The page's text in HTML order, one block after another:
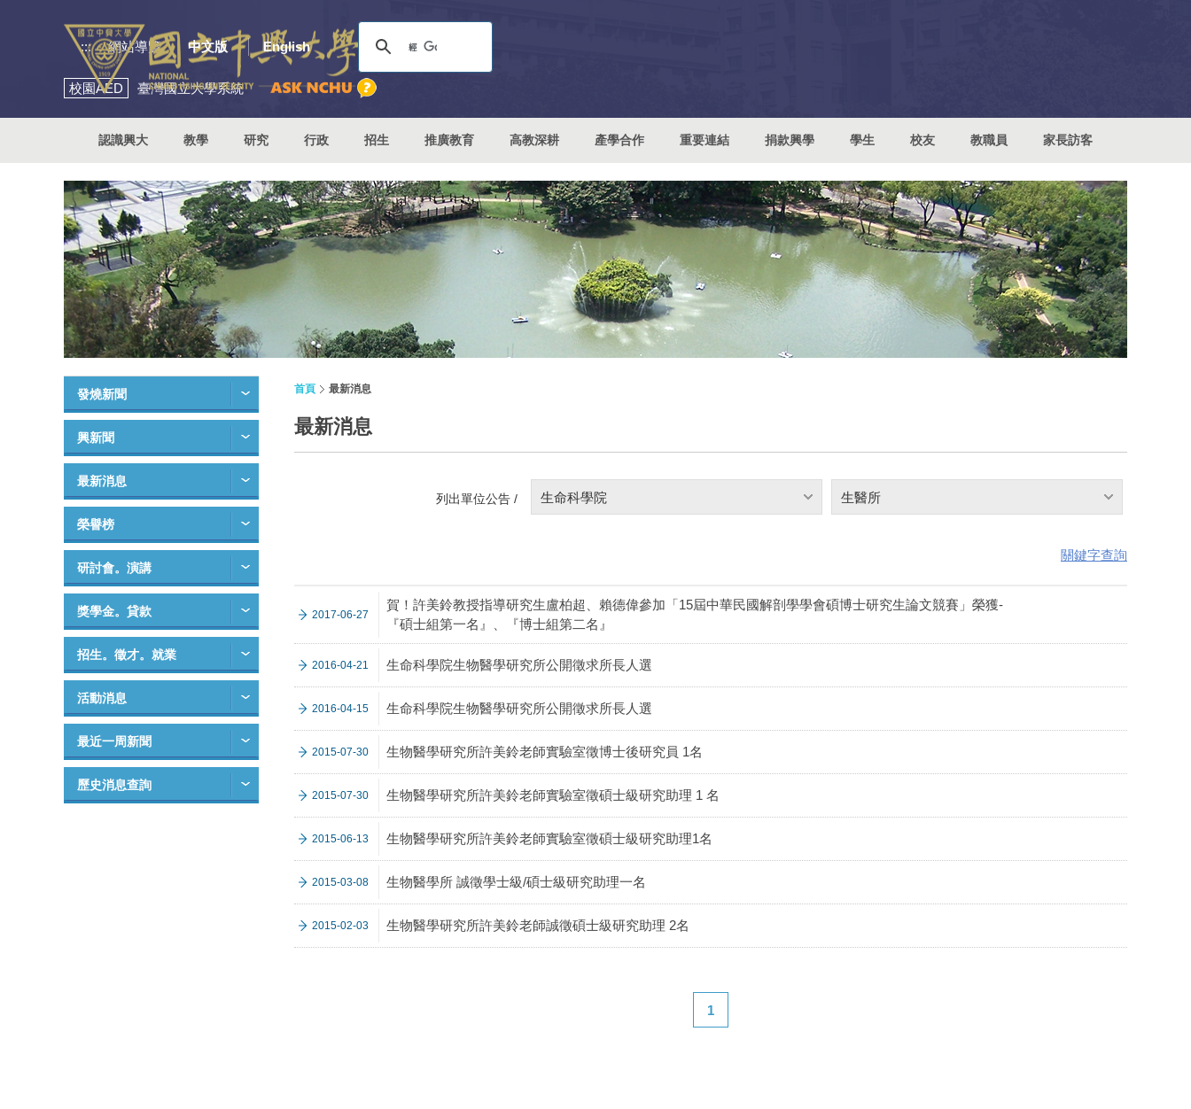
::: 網站導覽 中文版 English
校園AED 臺灣國立大學系統
認識興大 教學 研究 行政 招生 推廣教育 高教深耕 產學合作 重要連結 捐款興學 學生 校友 教職員 家長訪客
發燒新聞
興新聞
最新消息
榮譽榜
研討會。演講
獎學金。貸款
招生。徵才。就業
活動消息
最近一周新聞
歷史消息查詢
首頁 最新消息
最新消息
列出單位公告 / 生命科學院 生醫所
關鍵字查詢
2017-06-27
賀！許美鈴教授指導研究生盧柏超、賴德偉參加「15屆中華民國解剖學學會碩博士研究生論文競賽」榮獲-
『碩士組第一名』、『博士組第二名』
2016-04-21 生命科學院生物醫學研究所公開徵求所長人選
2016-04-15 生命科學院生物醫學研究所公開徵求所長人選
2015-07-30 生物醫學研究所許美鈴老師實驗室徵博士後研究員 1名
2015-07-30 生物醫學研究所許美鈴老師實驗室徵碩士級研究助理 1 名
2015-06-13 生物醫學研究所許美鈴老師實驗室徵碩士級研究助理1名
2015-03-08 生物醫學所 誠徵學士級/碩士級研究助理一名
2015-02-03 生物醫學研究所許美鈴老師誠徵碩士級研究助理 2名
1